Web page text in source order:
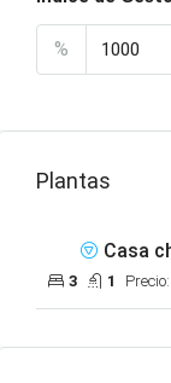
%
Plantas
Casa
3 1 Precio: